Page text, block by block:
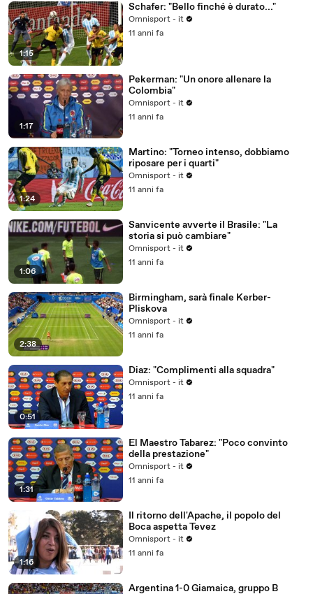
1:15
Schafer: "Bello finché è durato..."
Omnisport - it
11 anni fa
1:17
Pekerman: "Un onore allenare la
Colombia"
Omnisport - it
11 anni fa
1:24
Martino: "Torneo intenso, dobbiamo
riposare per i quarti"
Omnisport - it
11 anni fa
1:06
Sanvicente avverte il Brasile: "La
storia si può cambiare"
Omnisport - it
11 anni fa
2:38
Birmingham, sarà finale Kerber-
Pliskova
Omnisport - it
11 anni fa
0:51
Diaz: "Complimenti alla squadra"
Omnisport - it
11 anni fa
1:31
El Maestro Tabarez: "Poco convinto
della prestazione"
Omnisport - it
11 anni fa
1:16
Il ritorno dell'Apache, il popolo del
Boca aspetta Tevez
Omnisport - it
11 anni fa
Argentina 1-0 Giamaica, gruppo B